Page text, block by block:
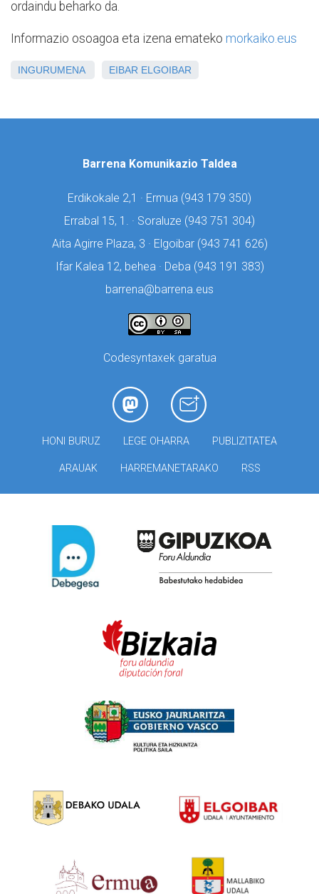
ordaindu beharko da.
Informazio osoagoa eta izena emateko morkaiko.eus
INGURUMENA EIBAR ELGOIBAR
Barrena Komunikazio Taldea
Erdikokale 2,1 · Ermua (943 179 350)
Errabal 15, 1. · Soraluze (943 751 304)
Aita Agirre Plaza, 3 · Elgoibar (943 741 626)
Ifar Kalea 12, behea · Deba (943 191 383)
barrena@barrena.eus
Codesyntaxek garatua
HONI BURUZ LEGE OHARRA PUBLIZITATEA
ARAUAK HARREMANETARAKO RSS